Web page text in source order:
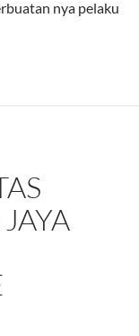
nya pelaku